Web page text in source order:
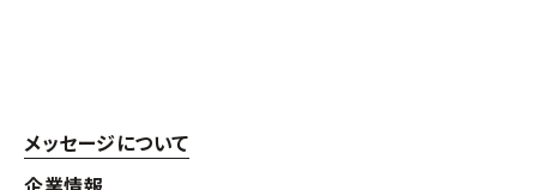
メッセージについて